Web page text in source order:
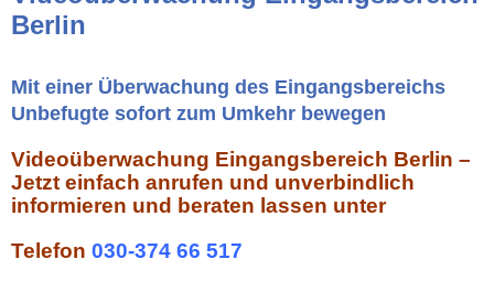
Berlin
Mit einer Überwachung des Eingangsbereichs
Unbefugte sofort zum Umkehr bewegen
Videoüberwachung Eingangsbereich Berlin –
Jetzt einfach anrufen und unverbindlich
informieren und beraten lassen unter
Telefon 030-374 66 517